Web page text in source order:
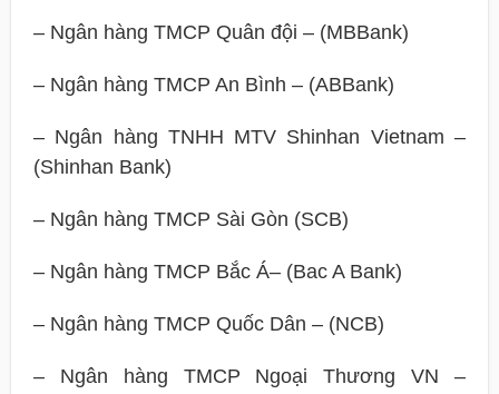
– Ngân hàng TMCP Quân đội – (MBBank)
– Ngân hàng TMCP An Bình – (ABBank)
– Ngân hàng TNHH MTV Shinhan Vietnam –
(Shinhan Bank)
– Ngân hàng TMCP Sài Gòn (SCB)
– Ngân hàng TMCP Bắc Á– (Bac A Bank)
– Ngân hàng TMCP Quốc Dân – (NCB)
– Ngân hàng TMCP Ngoại Thương VN –